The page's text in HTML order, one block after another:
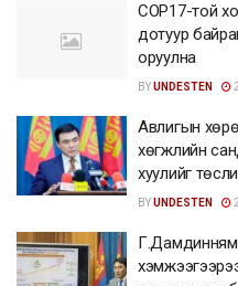
COP17-той
дотуур
оруулна
BYUNDESTEN
Авлигын
хөгжлийн
хуулийг
BYUNDESTEN
хэмжээгээрээ